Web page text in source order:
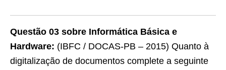
Questão 03 sobre Informática Básica e
Hardware: (IBFC / DOCAS-PB – 2015) Quanto à
digitalização de documentos complete a seguinte